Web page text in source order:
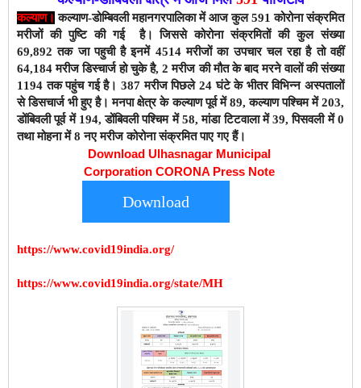
कल्याण। कल्याण-डोम्बिवलीमहानगरपालिकामें आज कुल 591 कोरोना संक्रमित
मरीजों की पुष्टि की गई है। जिससेकोरोना संक्रमितों की कुल संख्या
69,892तक जा पहुची है इनमें 4514 मरीजों का उपचार चल रहा है तो वहीं
64,184 मरीज डिस्चार्ज हो चुके है, 2 मरीज की मौत के बाद मरने वालों की संख्या
1194 तक पहुंच गई है। 387 मरीज पिछले 24 घंटे के भीतर विभिन्न अस्पतालों
से डिसचार्ज भी हुए है।मनपा क्षेत्र के कल्याण पूर्व में 89, कल्याण पश्चिम में 203,
डोंबिवली पूर्व में 194, डोंबिवली पश्चिम में 58, मांडा टिटवाला में 39, पिसवली में 0
तथा मोहना में 8 नए मरीज कोरोना संक्रमित पाए गए हैं।
Download Ulhasnagar Municipal
Corporation CORONA Press Note
Download
https://www.covid19india.org/
https://www.covid19india.org/state/MH